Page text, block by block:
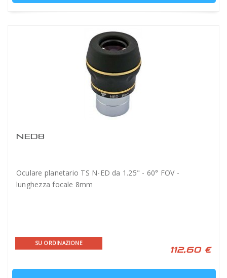
NED8
Oculare planetario TS N-ED da 1.25" - 60° FOV -
lunghezza focale 8mm
SU ORDINAZIONE
112,60 €